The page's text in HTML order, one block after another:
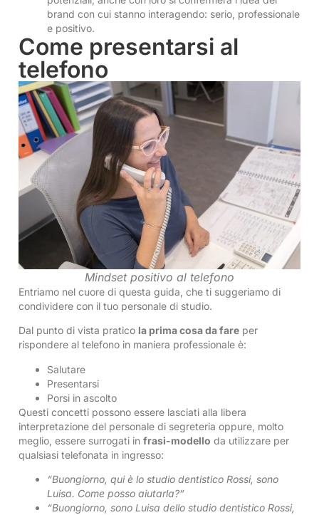
brand con cui stanno interagendo: serio, professionale
e positivo.
Come presentarsi al
telefono
Mindset positivo al telefono
Entriamo nel cuore di questa guida, che ti suggeriamo di
condividere con il tuo personale di studio.
Dal punto di vista pratico la prima cosa da fare per
rispondere al telefono in maniera professionale è:
Salutare
Presentarsi
Porsi in ascolto
Questi concetti possono essere lasciati alla libera
interpretazione del personale di segreteria oppure, molto
meglio, essere surrogati in frasi-modello da utilizzare per
qualsiasi telefonata in ingresso:
“Buongiorno, qui è lo studio dentistico Rossi, sono
Luisa. Come posso aiutarla?”
“Buongiorno, sono Luisa dello studio dentistico Rossi,